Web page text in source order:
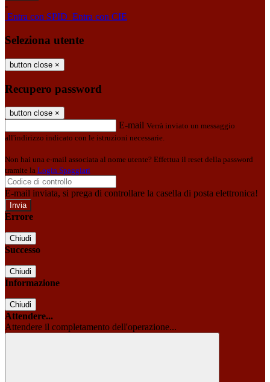
-
Entra con SPID Entra con CIE
Seleziona utente
button close ×
Recupero password
button close ×
E-mail Verrà inviato un messaggio
all'indirizzo indicato con le istruzioni necessarie.
Non hai una e-mail associata al nome utente? Effettua il reset della password
tramite la Login Spaggiari
E-mail inviata, si prega di controllare la casella di posta elettronica!
Errore
Chiudi
Successo
Chiudi
Informazione
Chiudi
Attendere...
Attendere il completamento dell'operazione...